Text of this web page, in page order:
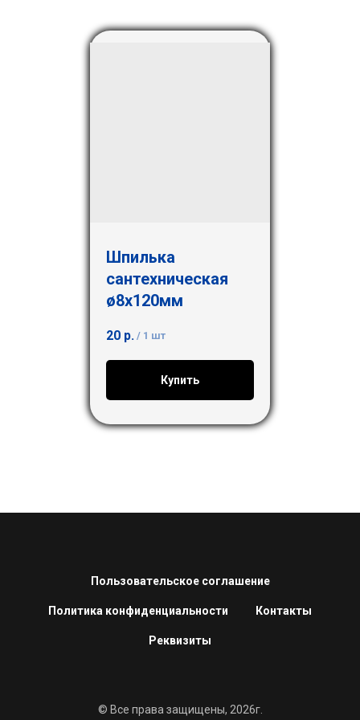
Шпилька
сантехническая
ø8х120мм
20 р. / 1 шт
Купить
Пользовательское соглашение
Политика конфиденциальности Контакты
Реквизиты
© Все права защищены, 2026г.